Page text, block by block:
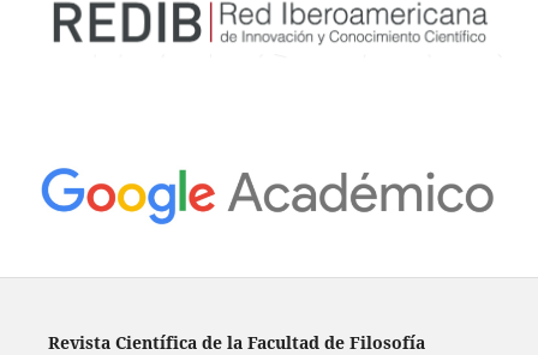
Revista Científica de la Facultad de Filosofía